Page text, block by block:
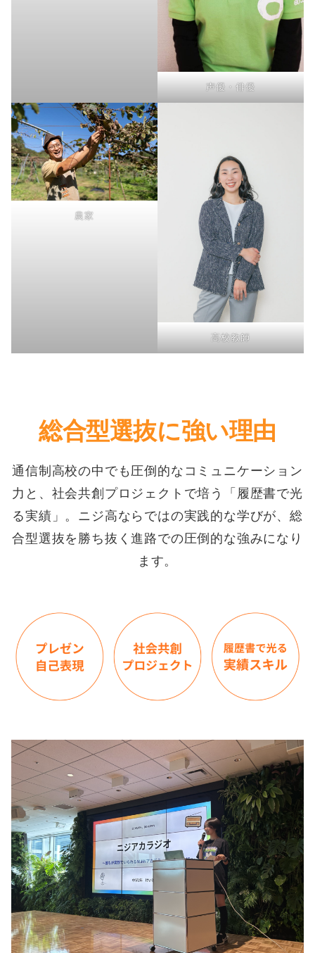
声優・俳優
農家
高校教師
総合型選抜に強い理由
通信制高校の中でも圧倒的なコミュニケーション
力と、社会共創プロジェクトで培う「履歴書で光
る実績」。ニジ高ならではの実践的な学びが、総
合型選抜を勝ち抜く進路での圧倒的な強みになり
ます。